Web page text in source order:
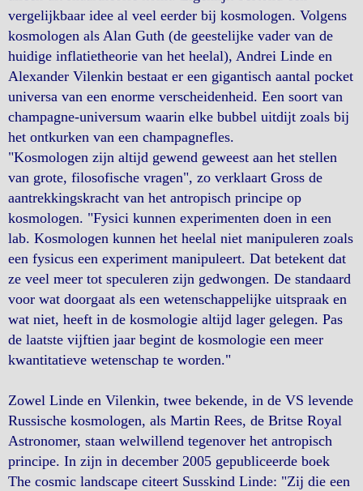
vergelijkbaar idee al veel eerder bij kosmologen. Volgens
kosmologen als Alan Guth (de geestelijke vader van de
huidige inflatietheorie van het heelal), Andrei Linde en
Alexander Vilenkin bestaat er een gigantisch aantal pocket
universa van een enorme verscheidenheid. Een soort van
champagne-universum waarin elke bubbel uitdijt zoals bij
het ontkurken van een champagnefles.
"Kosmologen zijn altijd gewend geweest aan het stellen
van grote, filosofische vragen", zo verklaart Gross de
aantrekkingskracht van het antropisch principe op
kosmologen. "Fysici kunnen experimenten doen in een
lab. Kosmologen kunnen het heelal niet manipuleren zoals
een fysicus een experiment manipuleert. Dat betekent dat
ze veel meer tot speculeren zijn gedwongen. De standaard
voor wat doorgaat als een wetenschappelijke uitspraak en
wat niet, heeft in de kosmologie altijd lager gelegen. Pas
de laatste vijftien jaar begint de kosmologie een meer
kwantitatieve wetenschap te worden."
Zowel Linde en Vilenkin, twee bekende, in de VS levende
Russische kosmologen, als Martin Rees, de Britse Royal
Astronomer, staan welwillend tegenover het antropisch
principe. In zijn in december 2005 gepubliceerde boek
The cosmic landscape citeert Susskind Linde: "Zij die een